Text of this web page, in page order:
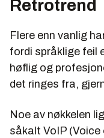
Retrotrend
Flere enn vanlig
fordi språklige feil
høflig og
det ringes fra,
Noe av nøkkelen
såkalt VoIP